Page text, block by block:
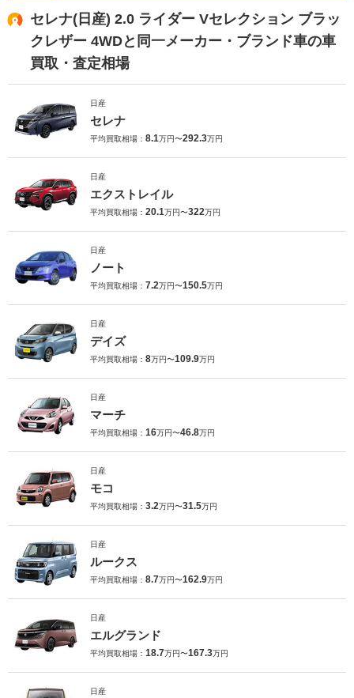
セレナ(日産) 2.0 ライダー Vセレクション ブラッ
クレザー 4WDと同一メーカー・ブランド車の車
買取・査定相場
日産
セレナ
平均買取相場： 8.1万円〜292.3万円
日産
エクストレイル
平均買取相場： 20.1万円〜322万円
日産
ノート
平均買取相場： 7.2万円〜150.5万円
日産
デイズ
平均買取相場： 8万円〜109.9万円
日産
マーチ
平均買取相場： 16万円〜46.8万円
日産
モコ
平均買取相場： 3.2万円〜31.5万円
日産
ルークス
平均買取相場： 8.7万円〜162.9万円
日産
エルグランド
平均買取相場： 18.7万円〜167.3万円
日産